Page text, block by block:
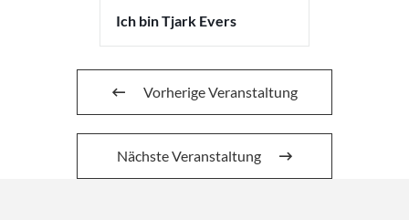
Ich bin Tjark Evers
Vorherige Veranstaltung
Nächste Veranstaltung